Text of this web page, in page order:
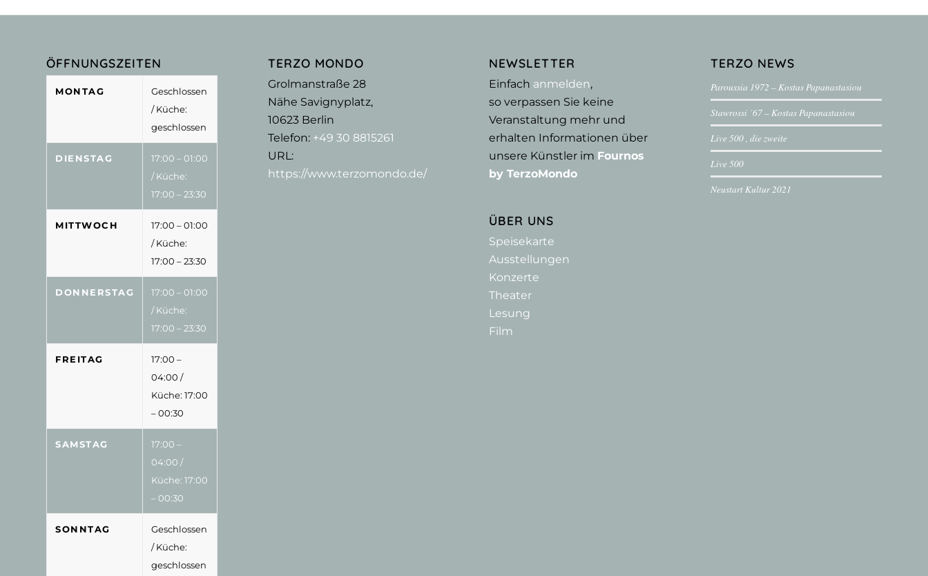
ÖFFNUNGSZEITEN
MONTAG
Geschlossen
/ Küche:
geschlossen
DIENSTAG
17:00 – 01:00
/ Küche:
17:00 – 23:30
MITTWOCH
17:00 – 01:00
/ Küche:
17:00 – 23:30
DONNERSTAG
17:00 – 01:00
/ Küche:
17:00 – 23:30
FREITAG
17:00 –
04:00 /
Küche: 17:00
– 00:30
SAMSTAG
17:00 –
04:00 /
Küche: 17:00
– 00:30
SONNTAG
Geschlossen
/ Küche:
geschlossen
TERZO MONDO
Grolmanstraße 28
Nähe Savignyplatz,
10623Berlin
Telefon: +49 30 8815261
URL:
https://www.terzomondo.de/
NEWSLETTER
Einfach anmelden,
so verpassen Sie keine
Veranstaltung mehr und
erhalten Informationen über
unsere Künstler im Fournos
by TerzoMondo
ÜBER UNS
Speisekarte
Ausstellungen
Konzerte
Theater
Lesung
Film
TERZO NEWS
Paroussia 1972 – Kostas Papanastasiou
Stawrossi ´67 – Kostas Papanastasiou
Live 500 , die zweite
Live 500
Neustart Kultur 2021